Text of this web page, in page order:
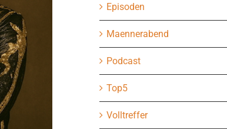
Episoden
Maennerabend
Podcast
Top5
Volltreffer